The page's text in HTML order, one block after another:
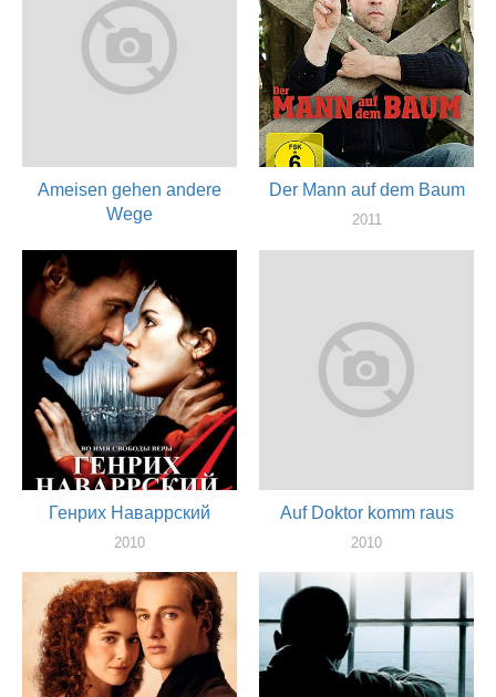
Ameisen gehen andere
Wege
актер
Der Mann auf dem Baum
2011
Генрих Наваррский
2010
Auf Doktor komm raus
2010